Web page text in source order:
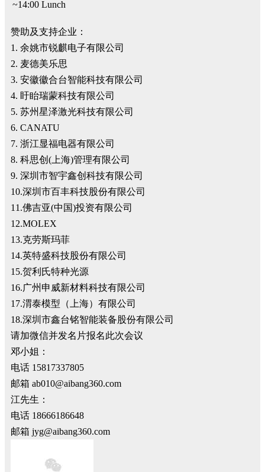
~14:00 Lunch
赞助及支持企业：
1. 余姚市锐麒电子有限公司
2. 麦德美乐思
3. 安徽徽合台智能科技有限公司
4. 盱眙瑞蒙科技有限公司
5. 苏州星泽激光科技有限公司
6. CANATU
7. 浙江显福电器有限公司
8. 科思创(上海)管理有限公司
9. 深圳市智宇鑫创科技有限公司
10.深圳市百丰科技股份有限公司
11.佛吉亚(中国)投资有限公司
12.MOLEX
13.克劳斯玛菲
14.英特盛科技股份有限公司
15.贺利氏特种光源
16.广州申威新材料科技有限公司
17.渭泰模型（上海）有限公司
18.深圳市鑫台铭智能装备股份有限公司
请加微信并发名片报名此次会议
邓小姐：
电话 15817337805
邮箱 ab010@aibang360.com
江先生：
电话 18666186648
邮箱 jyg@aibang360.com